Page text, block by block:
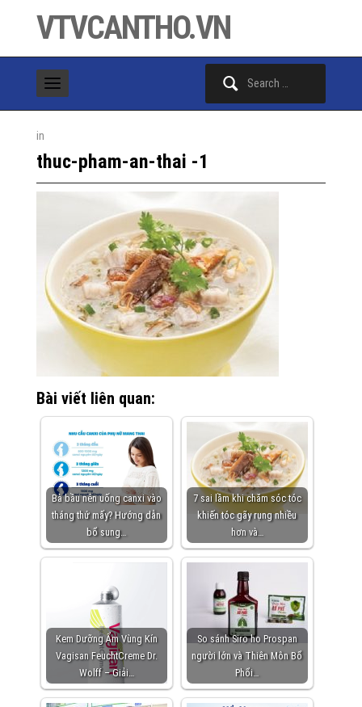
VTVCANTHO.VN
in
thuc-pham-an-thai -1
Bài viết liên quan:
Bà bầu nên uống canxi vào
tháng thứ mấy? Hướng dẫn
bổ sung…
7 sai lầm khi chăm sóc tóc
khiến tóc gãy rụng nhiều
hơn và…
Kem Dưỡng Ẩm Vùng Kín
Vagisan FeuchtCreme Dr.
Wolff – Giải…
So sánh Siro ho Prospan
người lớn và Thiên Môn Bổ
Phổi…